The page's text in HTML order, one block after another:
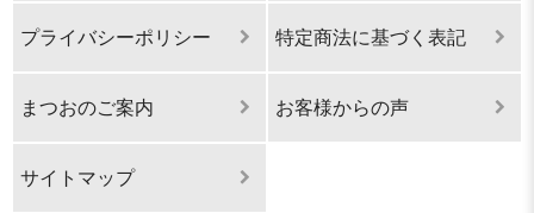
プライバシーポリシー 特定商法に基づく表記
まつおのご案内 お客様からの声
サイトマップ